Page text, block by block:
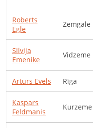
Roberts
Egle
Zemgale
Silvija
Emenike
Vidzeme
Arturs Evels Rīga
Kaspars
Feldmanis
Kurzeme